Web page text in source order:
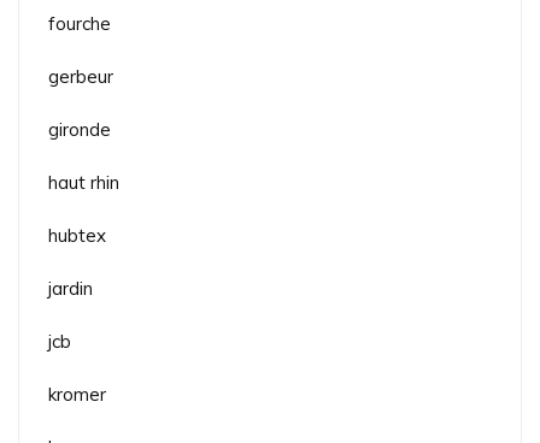
fourche
gerbeur
gironde
haut rhin
hubtex
jardin
jcb
kromer